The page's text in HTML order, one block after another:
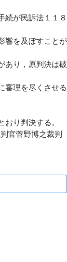
続が民訴法１１８
響を及ぼすことが
あり，原判決は破
審理を尽くさせる
り判決する。
官菅野博之裁判